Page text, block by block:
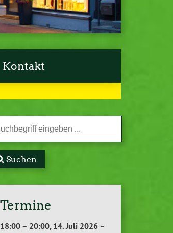
Kontakt
Suchen
Termine
18:00 – 20:00,14. Juli 2026–